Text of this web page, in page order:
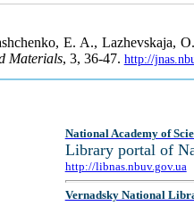
E. A., Lazhevskaja,
Materials, 3, 36-47. http://
National Academy of
Library portal of
http://libnas.nbuv.gov.ua
Vernadsky National